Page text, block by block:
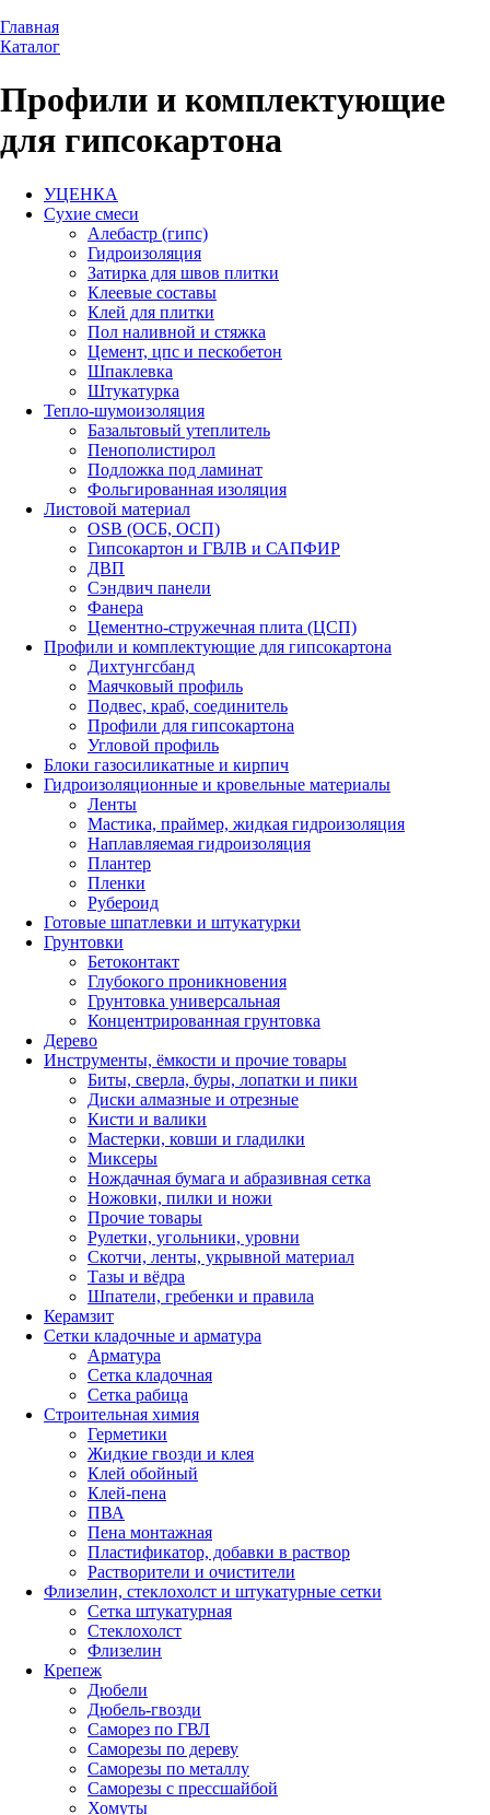
Главная
Каталог
Профили и комплектующие
для гипсокартона
УЦЕНКА
Сухие смеси
Алебастр (гипс)
Гидроизоляция
Затирка для швов плитки
Клеевые составы
Клей для плитки
Пол наливной и стяжка
Цемент, цпс и пескобетон
Шпаклевка
Штукатурка
Тепло-шумоизоляция
Базальтовый утеплитель
Пенополистирол
Подложка под ламинат
Фольгированная изоляция
Листовой материал
OSB (ОСБ, ОСП)
Гипсокартон и ГВЛВ и САПФИР
ДВП
Сэндвич панели
Фанера
Цементно-стружечная плита (ЦСП)
Профили и комплектующие для гипсокартона
Дихтунгсбанд
Маячковый профиль
Подвес, краб, соединитель
Профили для гипсокартона
Угловой профиль
Блоки газосиликатные и кирпич
Гидроизоляционные и кровельные материалы
Ленты
Мастика, праймер, жидкая гидроизоляция
Наплавляемая гидроизоляция
Плантер
Пленки
Рубероид
Готовые шпатлевки и штукатурки
Грунтовки
Бетоконтакт
Глубокого проникновения
Грунтовка универсальная
Концентрированная грунтовка
Дерево
Инструменты, ёмкости и прочие товары
Биты, сверла, буры, лопатки и пики
Диски алмазные и отрезные
Кисти и валики
Мастерки, ковши и гладилки
Миксеры
Нождачная бумага и абразивная сетка
Ножовки, пилки и ножи
Прочие товары
Рулетки, угольники, уровни
Скотчи, ленты, укрывной материал
Тазы и вёдра
Шпатели, гребенки и правила
Керамзит
Сетки кладочные и арматура
Арматура
Сетка кладочная
Сетка рабица
Строительная химия
Герметики
Жидкие гвозди и клея
Клей обойный
Клей-пена
ПВА
Пена монтажная
Пластификатор, добавки в раствор
Растворители и очистители
Флизелин, стеклохолст и штукатурные сетки
Сетка штукатурная
Стеклохолст
Флизелин
Крепеж
Дюбели
Дюбель-гвозди
Саморез по ГВЛ
Саморезы по дереву
Саморезы по металлу
Саморезы с прессшайбой
Хомуты